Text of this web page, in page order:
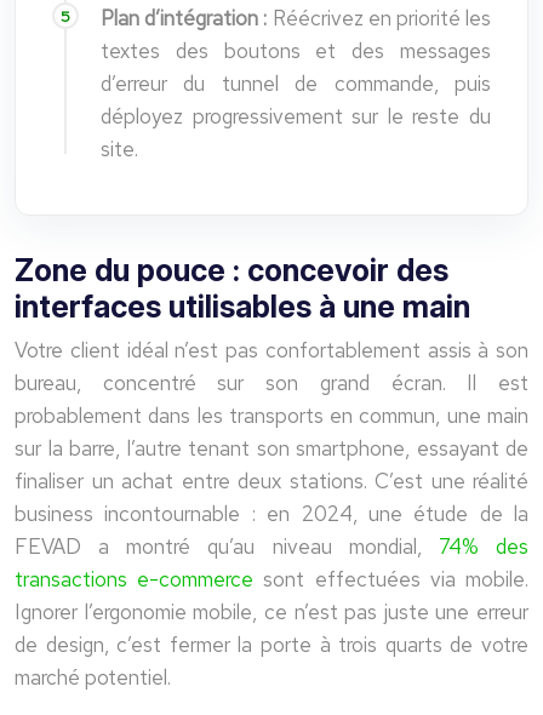
Plan d’intégration : Réécrivez en priorité les
textes des boutons et des messages
d’erreur du tunnel de commande, puis
déployez progressivement sur le reste du
site.
Zone du pouce : concevoir des
interfaces utilisables à une main
Votre client idéal n’est pas confortablement assis à son
bureau, concentré sur son grand écran. Il est
probablement dans les transports en commun, une main
sur la barre, l’autre tenant son smartphone, essayant de
finaliser un achat entre deux stations. C’est une réalité
business incontournable : en 2024, une étude de la
FEVAD a montré qu’au niveau mondial, 74% des
transactions e-commerce sont effectuées via mobile.
Ignorer l’ergonomie mobile, ce n’est pas juste une erreur
de design, c’est fermer la porte à trois quarts de votre
marché potentiel.